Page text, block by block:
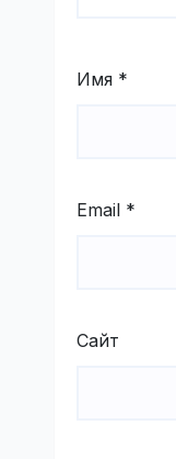
Имя *
Email *
Сайт